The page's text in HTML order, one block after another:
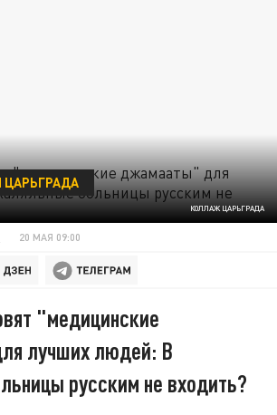
КОЛЛАЖ ЦАРЬГРАДА
ЦАРЬГРАДА
20 МАЯ 09:00
"медицинские
лучших людей: В
русским не входить?